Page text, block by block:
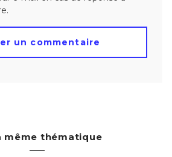
même thématique